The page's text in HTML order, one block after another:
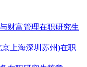
财富管理在职研究生
上海深圳苏州)在职